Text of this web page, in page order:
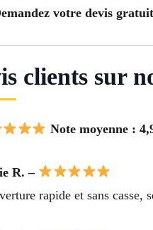
votre devis
clients sur
Note moyenne :
R. –
rapide et sans casse,